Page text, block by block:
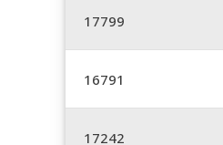
17799
16791
17242